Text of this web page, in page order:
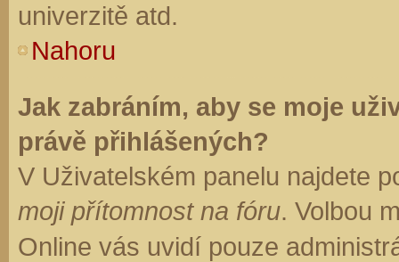
univerzitě atd.
Nahoru
Jak zabráním, aby se moje
právě přihlášených?
V Uživatelském panelu najdete
moji přítomnost na fóru. Volbou
Online vás uvidí pouze